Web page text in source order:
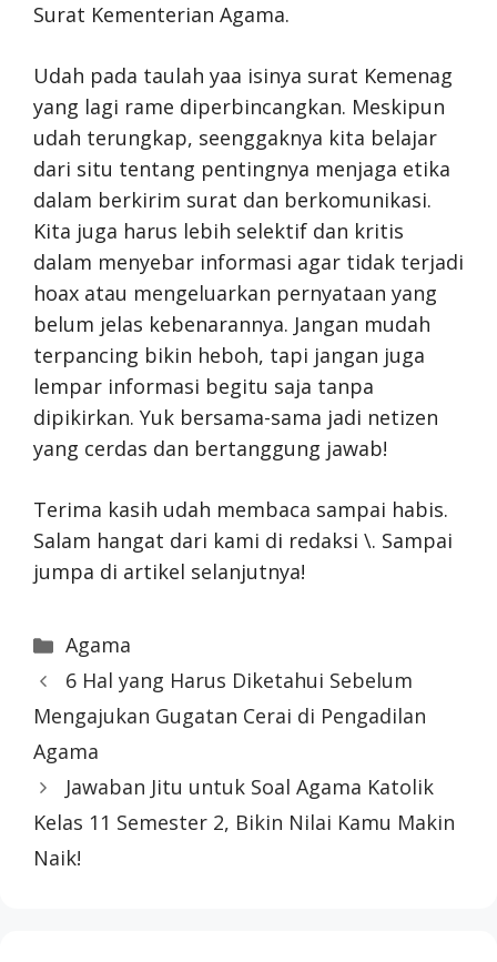
Surat Kementerian Agama.
Udah pada taulah yaa isinya surat Kemenag
yang lagi rame diperbincangkan. Meskipun
udah terungkap, seenggaknya kita belajar
dari situ tentang pentingnya menjaga etika
dalam berkirim surat dan berkomunikasi.
Kita juga harus lebih selektif dan kritis
dalam menyebar informasi agar tidak terjadi
hoax atau mengeluarkan pernyataan yang
belum jelas kebenarannya. Jangan mudah
terpancing bikin heboh, tapi jangan juga
lempar informasi begitu saja tanpa
dipikirkan. Yuk bersama-sama jadi netizen
yang cerdas dan bertanggung jawab!
Terima kasih udah membaca sampai habis.
Salam hangat dari kami di redaksi \. Sampai
jumpa di artikel selanjutnya!
Categories
Agama
6 Hal yang Harus Diketahui Sebelum
Mengajukan Gugatan Cerai di Pengadilan
Agama
Jawaban Jitu untuk Soal Agama Katolik
Kelas 11 Semester 2, Bikin Nilai Kamu Makin
Naik!